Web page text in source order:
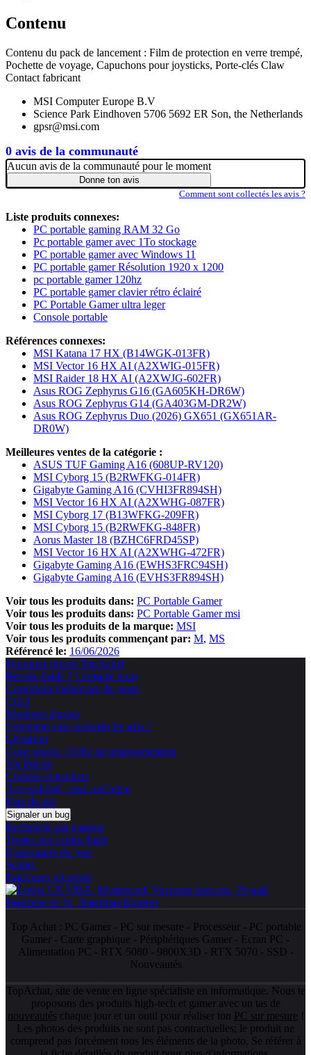
0 avis de la communauté
Contenu
Contenu du pack de lancement : Film de protection en verre trempé,
Pochette de voyage, Capuchons pour joysticks, Porte-clés Claw
Contact fabricant
MSI Computer Europe B.V
Science Park Eindhoven 5706 5692 ER Son, the Netherlands
gpsr@msi.com
Aucun avis de la communauté pour le moment
Donne ton avis
Comment sont collectés les avis ?
Liste produits connexes:
PC portable gaming RAM 32 Go
Pc portable gamer avec 1To stockage
PC portable gamer avec Windows 11
PC portable gamer Résolution 1920 x 1200
pc portable gamer 120hz
PC portable gamer clavier rétro éclairé
PC Portable Gamer ultra leger
Console portable
Références connexes:
MSI Katana 17 HX (B14WGK-013FR)
MSI Vector 16 HX AI (A2XWIG-015FR)
MSI Raider 18 HX AI (A2XWJG-602FR)
Asus ROG Zephyrus G16 (GA605KH-DR6W)
Asus ROG Zephyrus G14 (GA403GM-DR2W)
Asus ROG Zephyrus Duo (2026) GX651 (GX651AR-
DR0W)
Meilleures ventes de la catégorie :
ASUS TUF Gaming A16 (608UP-RV120)
MSI Cyborg 15 (B2RWFKG-014FR)
Gigabyte Gaming A16 (CVHI3FR894SH)
MSI Vector 16 HX AI (A2XWHG-087FR)
MSI Cyborg 17 (B13WFKG-209FR)
MSI Cyborg 15 (B2RWFKG-848FR)
Aorus Master 18 (BZHC6FRD45SP)
MSI Vector 16 HX AI (A2XWHG-472FR)
Gigabyte Gaming A16 (EWHS3FRC94SH)
Gigabyte Gaming A16 (EVHS3FR894SH)
Voir tous les produits dans: PC Portable Gamer
Voir tous les produits dans: PC Portable Gamer msi
Voir tous les produits de la marque: MSI
Voir tous les produits commençant par: M MS
Référencé le: 16/06/2026
Pourquoi choisir TopAchat
Besoin d'aide ? Contacte nous
Conditions Générales de vente
CGU
Mentions légales
Comment sont collectés les avis ?
Livraison
Code promo / Offre de remboursement
Vie Privée
Cookies et trackers
Accessibilité : non conforme
Plan du site
Signaler un bug
Recherche par marque
Toutes nos ventes flash
Nouveautés du jour
Soldes
Paiements sécurisés
Top Achat : PC Gamer- PC sur mesure - Processeur- PC portable
Gamer - Carte graphique - Périphériques Gamer - Ecran PC -
Alimentation PC - RTX 5080 - 9800X3D - RTX 5070 - SSD -
Nouveautés
TopAchat, site de vente en ligne spécialiste en informatique. Nous te
proposons des produits high-tech et gamer avec un tas de
nouveautés chaque jour et un outil pour réaliser ton PC sur mesure !
Les photos des produits ne sont pas contractuelles; le produit ne
comprend pas forcément tous les éléments de la photo. Se référer à